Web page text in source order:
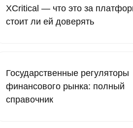
XCritical — что это за
стоит ли ей доверять
Государственные регуляторы
финансового рынка: полный
справочник